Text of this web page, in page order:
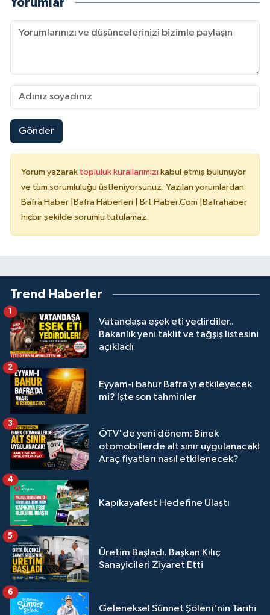
Yorumlar
Gönder
Yorum yazarak topluluk kurallarımızı kabul etmiş bulunuyor
ve tüm sorumluluğu üstleniyorsunuz. Yazılan yorumlardan
Bafra Haber |Bafra Haberleri | Brt Haber.Com |Bafrahaber
hiçbir şekilde sorumlu tutulamaz.
Trend Haberler
Vatandaşa eşek eti yedirdiler..
Bakanlık yeni taklit ve tağşiş listesini
açıkladı
1
Eyyam-ı bahur Bafra’yı etkileyecek
mi? İşte son tahminler
2
ÖTV'de yeni dönem: Binek
otomobillerde alt sınır uygulanacak!
Araç fiyatları nasıl etkilenecek?
3
Kapıkayafest Hedefine Ulaştı
4
Üretim Başladı. Başkan Kılıç
Sanayicileri Ziyaret Etti
5
Geleneksel Sünnet Şöleni'nin Tarihi
6